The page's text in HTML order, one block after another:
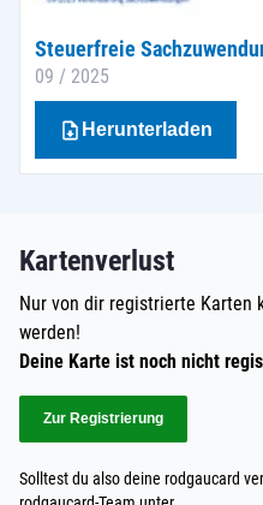
Steuerfreie
09 / 2025
Herunterladen
Kartenverlust
Nur von dir registrierte Karten
werden!
Deine Karte ist noch nicht
Zur Registrierung
Solltest du also deine rodgaucard